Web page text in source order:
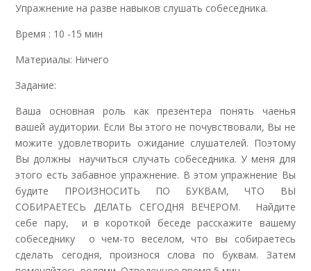
Упражнение на разве навыков слушать собеседника.
Время : 10 -15 мин
Материалы: Ничего
Задание:
Ваша основная роль как презентера понять чаенья
вашей аудитории. Если Вы этого не почувствовали, Вы не
можите удовлетворить ожидание слушателей. Поэтому
Вы должны научиться случать собеседника. У меня для
этого есть забавное упражнение. В этом упражнение Вы
будите ПРОИЗНОСИТЬ ПО БУКВАМ, ЧТО ВЫ
СОБИРАЕТЕСЬ ДЕЛАТЬ СЕГОДНЯ ВЕЧЕРОМ. Найдите
себе пару, и в короткой беседе расскажите вашему
собеседнику о чем-то веселом, что вы собираетесь
сделать сегодня, произнося слова по буквам. Затем